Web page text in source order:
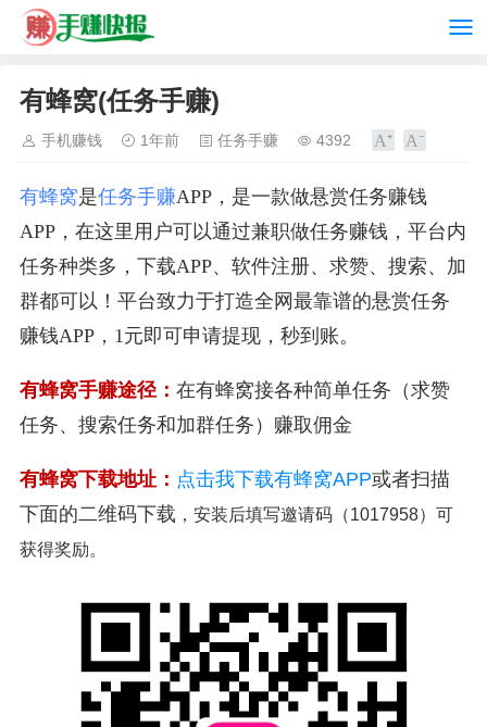
有蜂窝(任务手赚)
手机赚钱 1年前 任务手赚 4392
有蜂窝是任务手赚APP，是一款做悬赏任务赚钱
APP，在这里用户可以通过兼职做任务赚钱，平台内
任务种类多，下载APP、软件注册、求赞、搜索、加
群都可以！平台致力于打造全网最靠谱的悬赏任务
赚钱APP，1元即可申请提现，秒到账。
有蜂窝手赚途径： 在有蜂窝接各种简单任务（求赞
任务、搜索任务和加群任务）赚取佣金
有蜂窝下载地址： 点击我下载有蜂窝APP或者扫描
下面的二维码下载 ，安装后填写邀请码（1017958）可
获得奖励。